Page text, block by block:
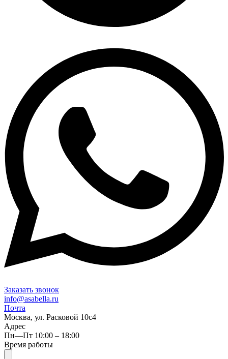
Заказать звонок
info@asabella.ru
Почта
Москва, ул. Расковой 10с4
Адрес
Пн—Пт 10:00 – 18:00
Время работы